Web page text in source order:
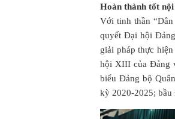
Hoàn thành tốt
Với tinh thần
quyết Đại hội
giải pháp thực
hội XIII của Đảng
biểu Đảng bộ
kỳ 2020-2025;